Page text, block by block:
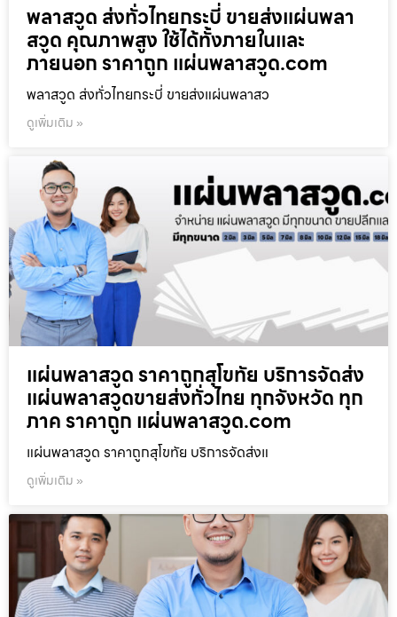
พลาสวูด ส่งทั่วไทยกระบี่ ขายส่งแผ่นพลา
สวูด คุณภาพสูง ใช้ได้ทั้งภายในและ
ภายนอก ราคาถูก แผ่นพลาสวูด.com
พลาสวูด ส่งทั่วไทยกระบี่ ขายส่งแผ่นพลาสว
ดูเพิ่มเติม »
แผ่นพลาสวูด ราคาถูกสุโขทัย บริการจัดส่ง
แผ่นพลาสวูดขายส่งทั่วไทย ทุกจังหวัด ทุก
ภาค ราคาถูก แผ่นพลาสวูด.com
แผ่นพลาสวูด ราคาถูกสุโขทัย บริการจัดส่งแ
ดูเพิ่มเติม »